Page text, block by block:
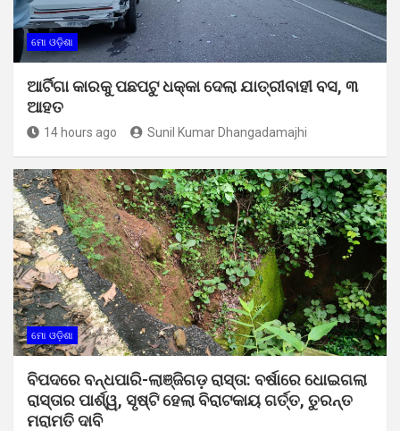
ମୋ ଓଡ଼ିଶା
ଆର୍ଟିଗା କାରକୁ ପଛପଟୁ ଧକ୍କା ଦେଲା ଯାତ୍ରୀବାହୀ ବସ, ୩
ଆହତ
14 hours ago Sunil Kumar Dhangadamajhi
ମୋ ଓଡ଼ିଶା
ବିପଦରେ ବନ୍ଧପାରି-ଲାଞ୍ଜିଗଡ଼ ରାସ୍ତା: ବର୍ଷାରେ ଧୋଇଗଲା
ରାସ୍ତାର ପାର୍ଶ୍ୱ, ସୃଷ୍ଟି ହେଲା ବିରାଟକାୟ ଗର୍ତ୍ତ, ତୁରନ୍ତ
ମରାମତି ଦାବି